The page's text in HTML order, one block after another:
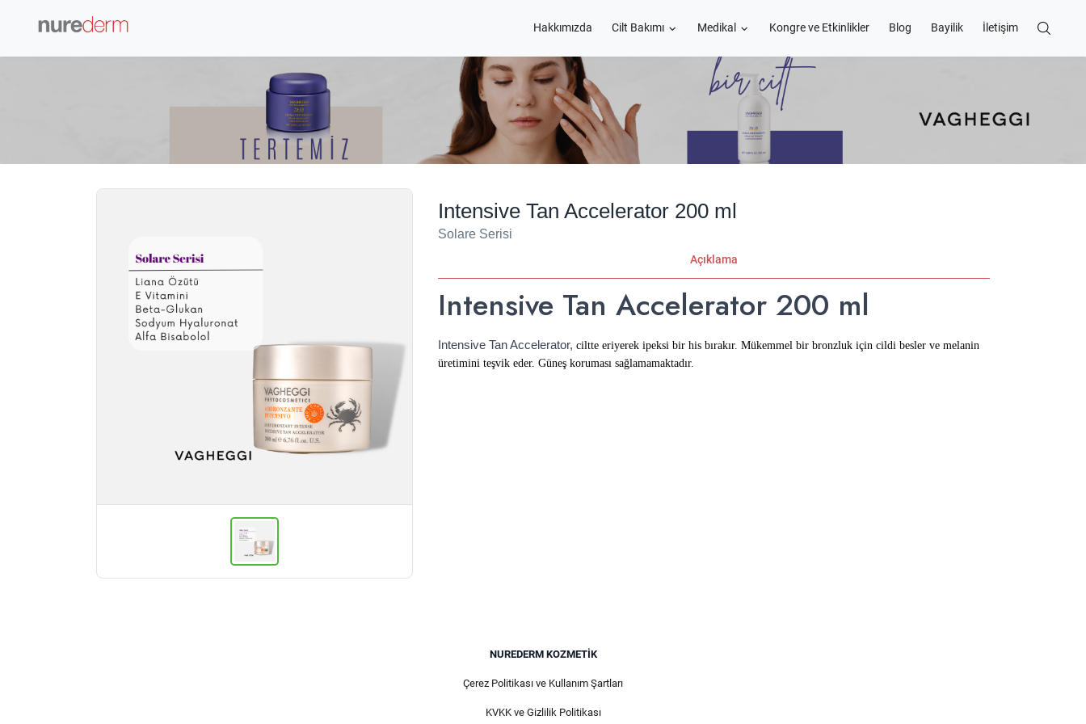
Hakkımızda Cilt Bakımı Medikal Kongre ve Etkinlikler Blog Bayilik İletişim
Intensive Tan Accelerator 200 ml
Solare Serisi
Açıklama
Intensive Tan Accelerator 200 ml
Intensive Tan Accelerator,ciltte eriyerek ipeksi bir his bırakır. Mükemmel bir bronzluk için cildi besler ve melanin
üretimini teşvik eder. Güneş koruması sağlamamaktadır.
NUREDERM KOZMETIK
Çerez Politikası ve Kullanım Şartları
KVKK ve Gizlilik Politikası